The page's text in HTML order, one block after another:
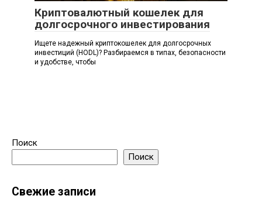
Криптовалютный кошелек для
долгосрочного инвестирования
Ищете надежный криптокошелек для долгосрочных
инвестиций (HODL)? Разбираемся в типах, безопасности
и удобстве, чтобы
Поиск
Поиск
Свежие записи